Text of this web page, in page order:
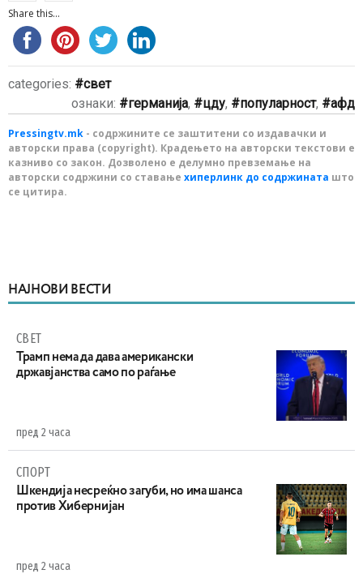
Share this...
categories:
свет
ознаки:
германија, цду, популарност, афд
Pressingtv.mk - содржините се заштитени со издавачки и
авторски права (copyright). Крадењето на авторски текстови е
казниво со закон. Дозволено е делумно превземање на
авторски содржини со ставање хиперлинк до содржината што
се цитира.
НАЈНОВИ ВЕСТИ
СВЕТ
Трамп нема да дава американски
државјанства само по раѓање
пред 2 часа
СПОРТ
Шкендија несреќно загуби, но има шанса
против Хибернијан
пред 2 часа